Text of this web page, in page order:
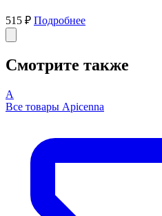
515 ₽ Подробнее
Смотрите также
A
Все товары Apicenna